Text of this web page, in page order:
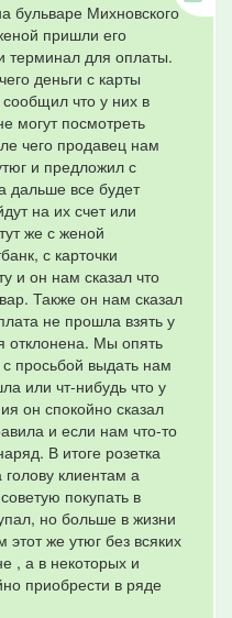
бульваре Михновского
пришли его
терминал для оплаты.
деньги с карты
что у них в
могут посмотреть
чего продавец нам
и предложил с
дальше все будет
на их счет или
же с женой
с карточки
и он нам сказал что
Также он нам сказал
не прошла взять у
отклонена. Мы опять
просьбой выдать нам
или чт-нибудь что у
он спокойно сказал
и если нам что-то
В итоге розетка
клиентам а
покупать в
но больше в жизни
же утюг без всяких
, а в некоторых и
приобрести в ряде